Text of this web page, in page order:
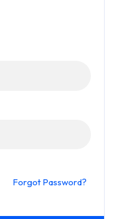
Forgot Password?